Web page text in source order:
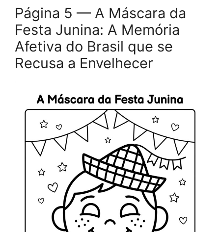
Página 5 — A Máscara da
Festa Junina: A Memória
Afetiva do Brasil que se
Recusa a Envelhecer